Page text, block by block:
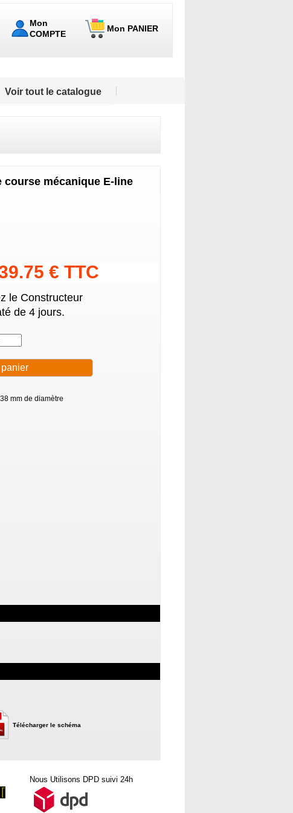
Mon
COMPTE
Mon PANIER
Voir tout le catalogue
course mécanique E-line
€ TTC
le Constructeur
de 4 jours.
mm de diamètre
Télécharger le schéma
Nous Utilisons DPD suivi 24h